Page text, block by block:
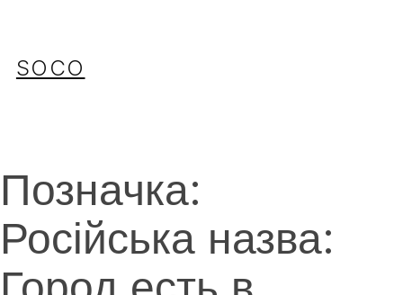
SOCO
Позначка:
Російська назва: